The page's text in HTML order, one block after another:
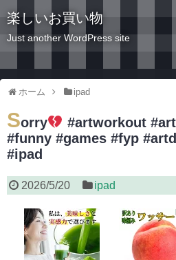
楽しいお買い物
Just another WordPress site
ホーム ipad
Sorry
#artworkout
#funny #games #fyp
#ipad
2026/5/20 ipad